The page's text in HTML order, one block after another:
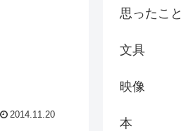
2014.11.20
思ったこと
文具
映像
本